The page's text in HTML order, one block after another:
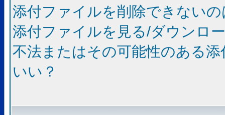
添付ファイルを削除できない
添付ファイルを見る/ダウンロ
不法またはその可能性のある
いい？